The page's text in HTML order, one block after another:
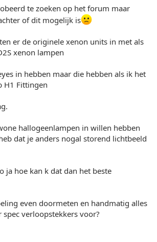
te zoeken op het forum maar
of dit mogelijk is
er de originele xenon units in met als
xenon lampen
in hebben maar die hebben als ik het
H1 Fittingen
hallogeenlampen in willen hebben
dat je anders nogal storend lichtbeeld
ja hoe kan k dat dan het beste
even doormeten en handmatig alles
verloopstekkers voor?